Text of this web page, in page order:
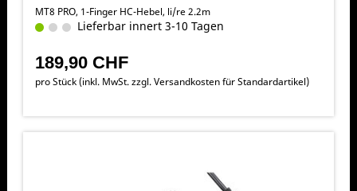
MT8 PRO, 1-Finger HC-Hebel, li/re 2.2m
Lieferbar innert 3-10 Tagen
189,90 CHF
pro Stück (inkl. MwSt. zzgl.Versandkosten für Standardartikel)